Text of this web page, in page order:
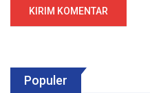
Populer